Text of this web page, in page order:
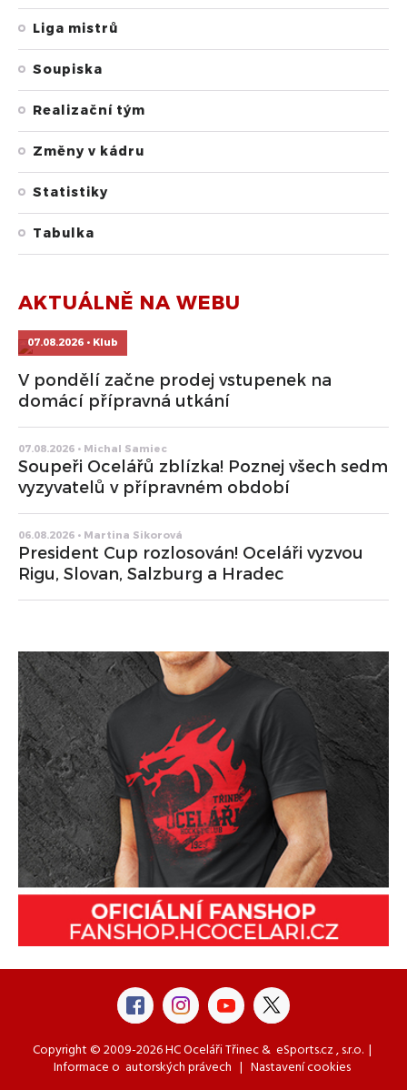
Liga mistrů
Soupiska
Realizační tým
Změny v kádru
Statistiky
Tabulka
AKTUÁLNĚ NA WEBU
07.08.2026 • Klub
V pondělí začne prodej vstupenek na
domácí přípravná utkání
07.08.2026 • Michal Samiec
Soupeři Ocelářů zblízka! Poznej všech sedm
vyzyvatelů v přípravném období
06.08.2026 • Martina Sikorová
President Cup rozlosován! Oceláři vyzvou
Rigu, Slovan, Salzburg a Hradec
Copyright © 2009-2026 HC Oceláři Třinec & eSports.cz, s.r.o. |
Informace o autorských právech | Nastavení cookies